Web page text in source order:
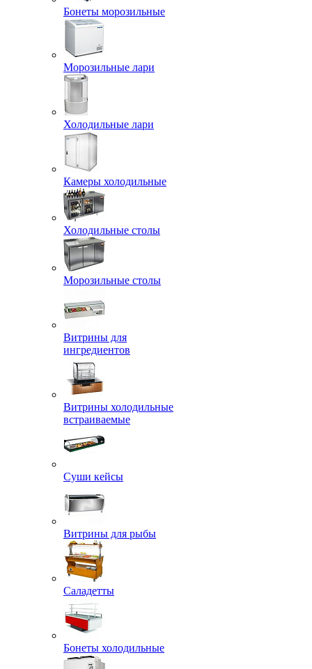
Бонеты морозильные
Морозильные лари
Холодильные лари
Камеры холодильные
Холодильные столы
Морозильные столы
Витрины для
ингредиентов
Витрины холодильные
встраиваемые
Суши кейсы
Витрины для рыбы
Саладетты
Бонеты холодильные